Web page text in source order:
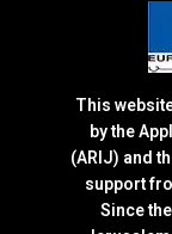
This
by the
(ARIJ) and
support
Since